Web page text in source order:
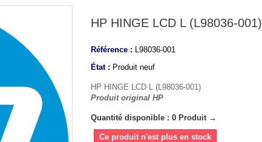
HP HINGE LCD L (L98036-001)
Référence : L98036-001
État : Produit neuf
HP HINGE LCD L (L98036-001)
Produit original HP
Quantité disponible : 0 Produit →
Ce produit n'est plus en stock